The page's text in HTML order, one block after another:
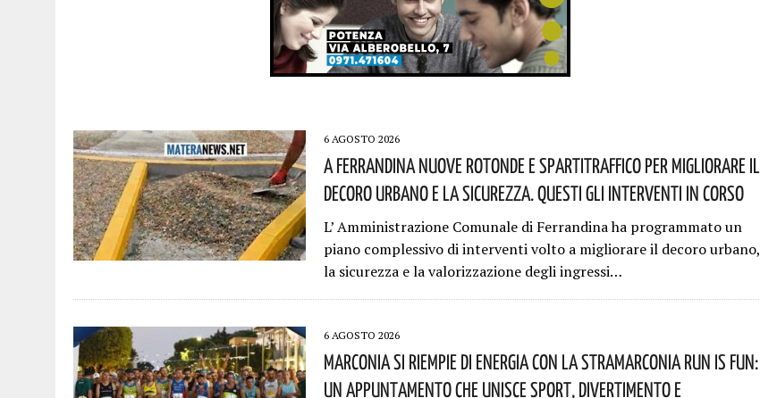
6 AGOSTO 2026
A Ferrandina Nuove Rotonde E Spartitraffico Per Migliorare Il
Decoro Urbano E La Sicurezza. Questi Gli Interventi In Corso
L’ Amministrazione Comunale di Ferrandina ha programmato un
piano complessivo di interventi volto a migliorare il decoro urbano,
la sicurezza e la valorizzazione degli ingressi…
6 AGOSTO 2026
Marconia Si Riempie Di Energia Con La StraMarconia Run Is Fun:
Un Appuntamento Che Unisce Sport, Divertimento E